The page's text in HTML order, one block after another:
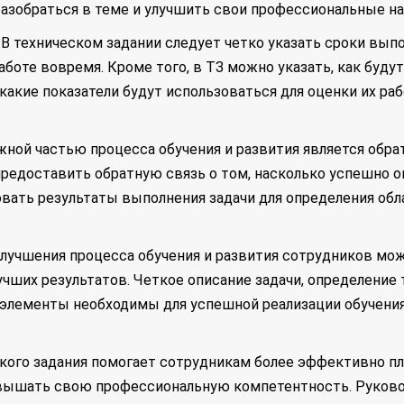
в теме и улучшить свои профессиональные
техническом задании следует четко указать сроки
вовремя. Кроме того, в ТЗ можно указать, как
показатели будут использоваться для оценки их
частью процесса обучения и развития является
обратную связь о том, насколько успешно
результаты выполнения задачи для определения
процесса обучения и развития сотрудников
результатов. Четкое описание задачи,
необходимы для успешной реализации
задания помогает сотрудникам более эффективно
свою профессиональную компетентность.